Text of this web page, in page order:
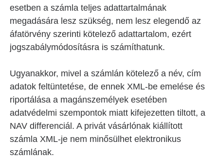
esetben a számla teljes adattartalmának
megadására lesz szükség, nem lesz elegendő az
áfatörvény szerinti kötelező adattartalom, ezért
jogszabálymódosításra is számíthatunk.
Ugyanakkor, mivel a számlán kötelező a név, cím
adatok feltüntetése, de ennek XML-be emelése és
riportálása a magánszemélyek esetében
adatvédelmi szempontok miatt kifejezetten tiltott, a
NAV differenciál. A privát vásárlónak kiállított
számla XML-je nem minősülhet elektronikus
számlának.